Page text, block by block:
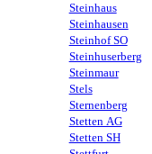
Steinhaus
Steinhausen
Steinhof SO
Steinhuserberg
Steinmaur
Stels
Sternenberg
Stetten AG
Stetten SH